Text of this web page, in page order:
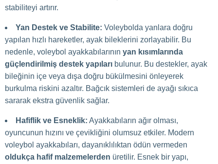
stabiliteyi artırır.
Yan Destek ve Stabilite: Voleybolda yanlara doğru
yapılan hızlı hareketler, ayak bileklerini zorlayabilir. Bu
nedenle, voleybol ayakkabılarının yan kısımlarında
güçlendirilmiş destek yapıları bulunur. Bu destekler, ayak
bileğinin içe veya dışa doğru bükülmesini önleyerek
burkulma riskini azaltır. Bağcık sistemleri de ayağı sıkıca
sararak ekstra güvenlik sağlar.
Hafiflik ve Esneklik: Ayakkabıların ağır olması,
oyuncunun hızını ve çevikliğini olumsuz etkiler. Modern
voleybol ayakkabıları, dayanıklılıktan ödün vermeden
oldukça hafif malzemelerden üretilir. Esnek bir yapı,